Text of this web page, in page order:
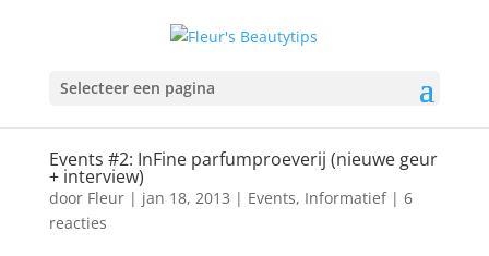
Selecteer een pagina
Events #2: InFine parfumproeverij (nieuwe geur
+ interview)
door Fleur| jan 18, 2013 | Events, Informatief| 6
reacties